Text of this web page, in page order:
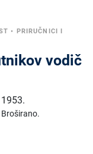
• PRIRUČNICI I
vodič
1953.
Broširano.